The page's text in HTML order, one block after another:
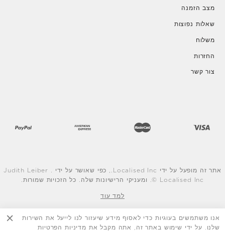
אנו משתמשים בעוגיות כדי לאסוף מידע שיעזור לנו לייעל את השירות
שלנו. על ידי שימוש באתר זה, אתה מקבל את מדיניות הפרטיות
מצב הזמנה
שאלות נפוצות
משלוח
החזרות
צור קשר
אתר זה מופעל על ידי Localised Inc., כפי שאושר על ידי Judith Leiber .
© Localised Inc. ומעניקי הרישיונות שלה. כל הזכויות שמורות.
למד עוד